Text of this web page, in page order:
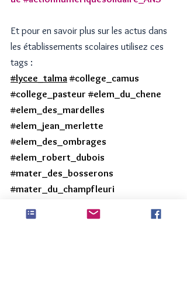
Et pour en savoir plus sur les actus dans
les établissements scolaires utilisez ces
tags :
#lycee_talma #college_ camus
#college_ pasteur #elem_du_chene
#elem_des_mardelles
#elem_jean_merlette
#elem_des_ombrages
#elem_robert_dubois
#mater_des_bosserons
#mater_du_champfleuri
#mater_robert_dubois